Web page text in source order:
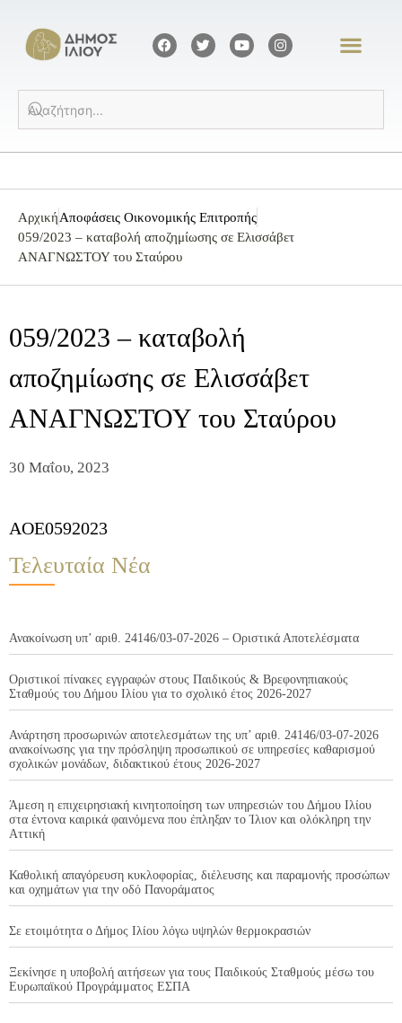
ΑρχικήΑποφάσεις Οικονομικής Επιτροπής
059/2023 – καταβολή αποζημίωσης σε Ελισσάβετ
ΑΝΑΓΝΩΣΤΟΥ του Σταύρου
059/2023 – καταβολή
αποζημίωσης σε Ελισσάβετ
ΑΝΑΓΝΩΣΤΟΥ του Σταύρου
30 Μαΐου, 2023
AOE0592023
Τελευταία Νέα
Ανακοίνωση υπ’ αριθ. 24146/03-07-2026 – Οριστικά Αποτελέσματα
Οριστικοί πίνακες εγγραφών στους Παιδικούς & Βρεφονηπιακούς
Σταθμούς του Δήμου Ιλίου για το σχολικό έτος 2026-2027
Ανάρτηση προσωρινών αποτελεσμάτων της υπ’ αριθ. 24146/03-07-2026
ανακοίνωσης για την πρόσληψη προσωπικού σε υπηρεσίες καθαρισμού
σχολικών μονάδων, διδακτικού έτους 2026-2027
Άμεση η επιχειρησιακή κινητοποίηση των υπηρεσιών του Δήμου Ιλίου
στα έντονα καιρικά φαινόμενα που έπληξαν το Ίλιον και ολόκληρη την
Αττική
Καθολική απαγόρευση κυκλοφορίας, διέλευσης και παραμονής προσώπων
και οχημάτων για την οδό Πανοράματος
Σε ετοιμότητα ο Δήμος Ιλίου λόγω υψηλών θερμοκρασιών
Ξεκίνησε η υποβολή αιτήσεων για τους Παιδικούς Σταθμούς μέσω του
Ευρωπαϊκού Προγράμματος ΕΣΠΑ